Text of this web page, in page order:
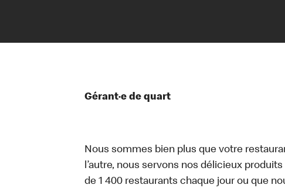
Gérant·e de quart
Nous sommes bien plus que votre
l’autre, nous servons nos délicieux
de 1 400 restaurants chaque jour ou que